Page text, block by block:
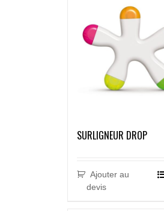
SURLIGNEUR DROP
Ajouter au
devis